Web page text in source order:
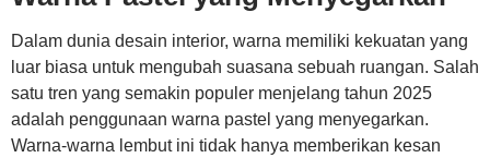
Dalam dunia desain interior, warna memiliki kekuatan yang
luar biasa untuk mengubah suasana sebuah ruangan. Salah
satu tren yang semakin populer menjelang tahun 2025
adalah penggunaan warna pastel yang menyegarkan.
Warna-warna lembut ini tidak hanya memberikan kesan